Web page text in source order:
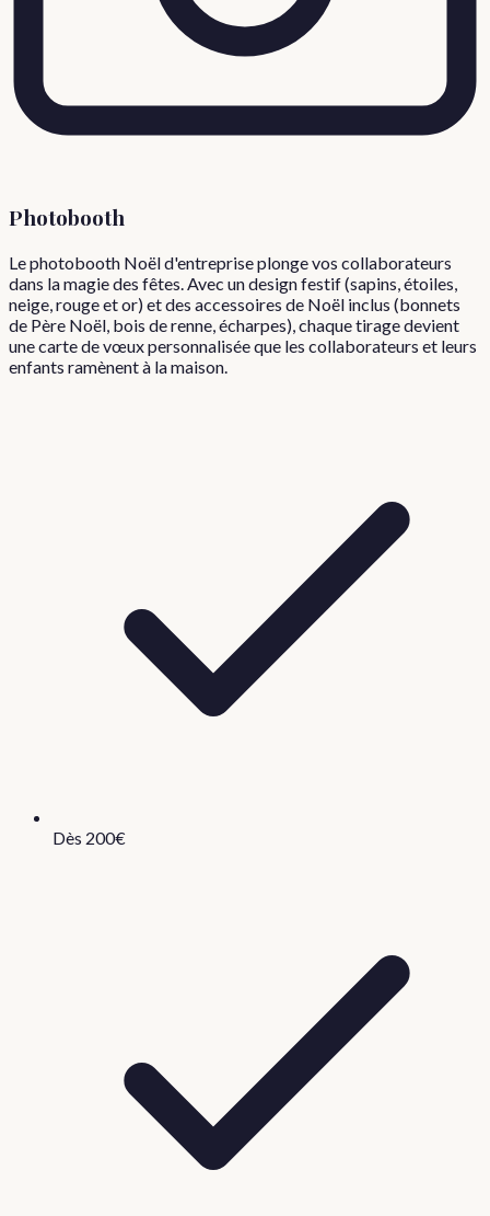
Photobooth
Le photobooth Noël d'entreprise plonge vos collaborateurs
dans la magie des fêtes. Avec un design festif (sapins, étoiles,
neige, rouge et or) et des accessoires de Noël inclus (bonnets
de Père Noël, bois de renne, écharpes), chaque tirage devient
une carte de vœux personnalisée que les collaborateurs et leurs
enfants ramènent à la maison.
Dès 200€